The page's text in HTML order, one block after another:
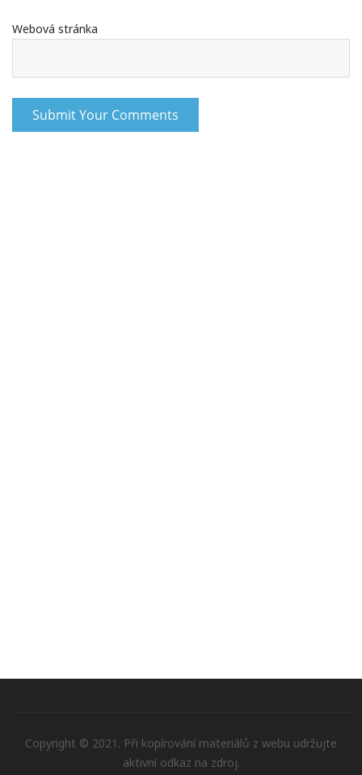
Webová stránka
Copyright © 2021. Při kopírování materiálů z webu udržujte
aktivní odkaz na zdroj.